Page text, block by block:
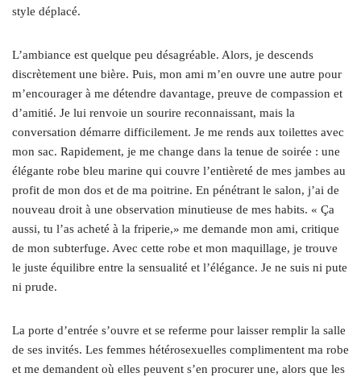
style déplacé.
L’ambiance est quelque peu désagréable. Alors, je descends
discrètement une bière. Puis, mon ami m’en ouvre une autre pour
m’encourager à me détendre davantage, preuve de compassion et
d’amitié. Je lui renvoie un sourire reconnaissant, mais la
conversation démarre difficilement. Je me rends aux toilettes avec
mon sac. Rapidement, je me change dans la tenue de soirée : une
élégante robe bleu marine qui couvre l’entièreté de mes jambes au
profit de mon dos et de ma poitrine. En pénétrant le salon, j’ai de
nouveau droit à une observation minutieuse de mes habits. « Ça
aussi, tu l’as acheté à la friperie,» me demande mon ami, critique
de mon subterfuge. Avec cette robe et mon maquillage, je trouve
le juste équilibre entre la sensualité et l’élégance. Je ne suis ni pute
ni prude.
La porte d’entrée s’ouvre et se referme pour laisser remplir la salle
de ses invités. Les femmes hétérosexuelles complimentent ma robe
et me demandent où elles peuvent s’en procurer une, alors que les